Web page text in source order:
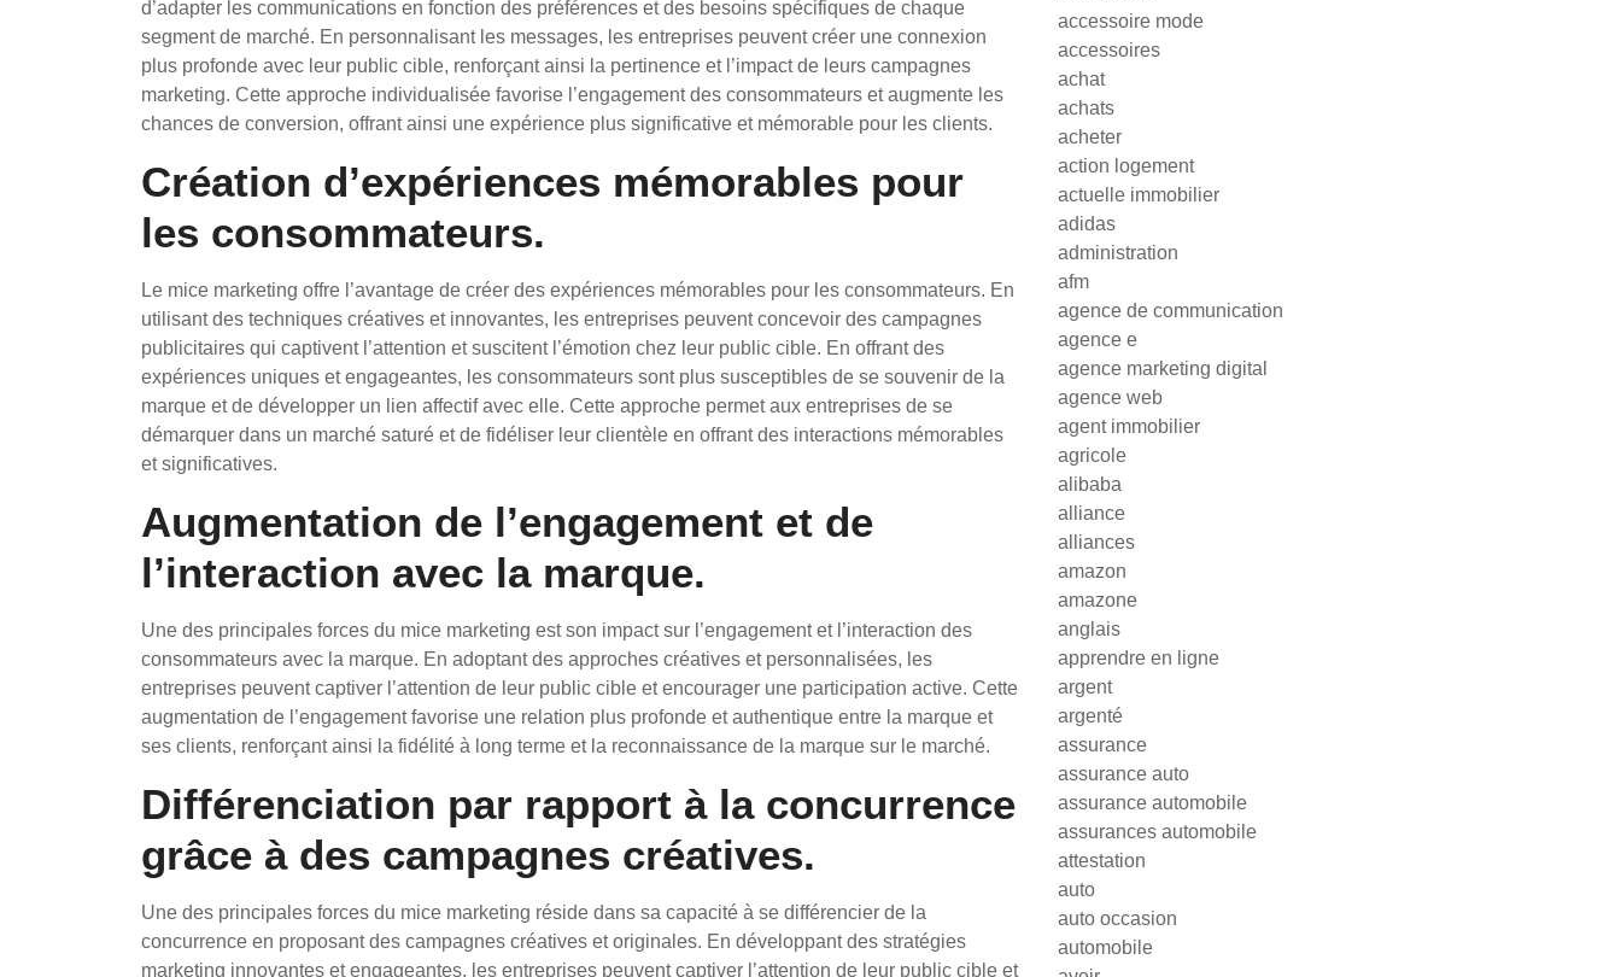
d’adapter les communications en fonction des préférences et des besoins spécifiques de chaque
segment de marché. En personnalisant les messages, les entreprises peuvent créer une connexion
plus profonde avec leur public cible, renforçant ainsi la pertinence et l’impact de leurs campagnes
marketing. Cette approche individualisée favorise l’engagement des consommateurs et augmente les
chances de conversion, offrant ainsi une expérience plus significative et mémorable pour les clients.
Création d’expériences mémorables pour
les consommateurs.
Le mice marketing offre l’avantage de créer des expériences mémorables pour les consommateurs. En
utilisant des techniques créatives et innovantes, les entreprises peuvent concevoir des campagnes
publicitaires qui captivent l’attention et suscitent l’émotion chez leur public cible. En offrant des
expériences uniques et engageantes, les consommateurs sont plus susceptibles de se souvenir de la
marque et de développer un lien affectif avec elle. Cette approche permet aux entreprises de se
démarquer dans un marché saturé et de fidéliser leur clientèle en offrant des interactions mémorables
et significatives.
Augmentation de l’engagement et de
l’interaction avec la marque.
Une des principales forces du mice marketing est son impact sur l’engagement et l’interaction des
consommateurs avec la marque. En adoptant des approches créatives et personnalisées, les
entreprises peuvent captiver l’attention de leur public cible et encourager une participation active. Cette
augmentation de l’engagement favorise une relation plus profonde et authentique entre la marque et
ses clients, renforçant ainsi la fidélité à long terme et la reconnaissance de la marque sur le marché.
Différenciation par rapport à la concurrence
grâce à des campagnes créatives.
Une des principales forces du mice marketing réside dans sa capacité à se différencier de la
concurrence en proposant des campagnes créatives et originales. En développant des stratégies
marketing innovantes et engageantes, les entreprises peuvent captiver l’attention de leur public cible et
accessoire mode
accessoires
achat
achats
acheter
action logement
actuelle immobilier
adidas
administration
afm
agence de communication
agence e
agence marketing digital
agence web
agent immobilier
agricole
alibaba
alliance
alliances
amazon
amazone
anglais
apprendre en ligne
argent
argenté
assurance
assurance auto
assurance automobile
assurances automobile
attestation
auto
auto occasion
automobile